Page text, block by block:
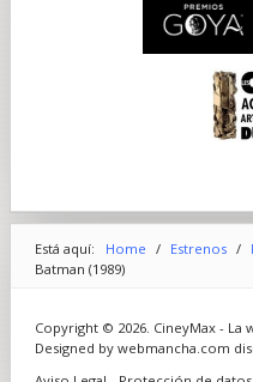
Está aquí: Home / Estrenos /
Batman (1989)
Copyright © 2026. CineyMax - La
Designed by webmancha.com